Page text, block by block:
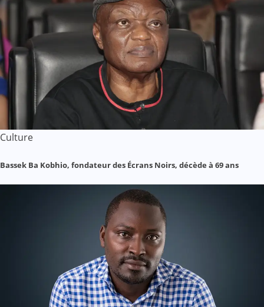
Culture
Bassek Ba Kobhio, fondateur des Écrans Noirs, décède à 69 ans